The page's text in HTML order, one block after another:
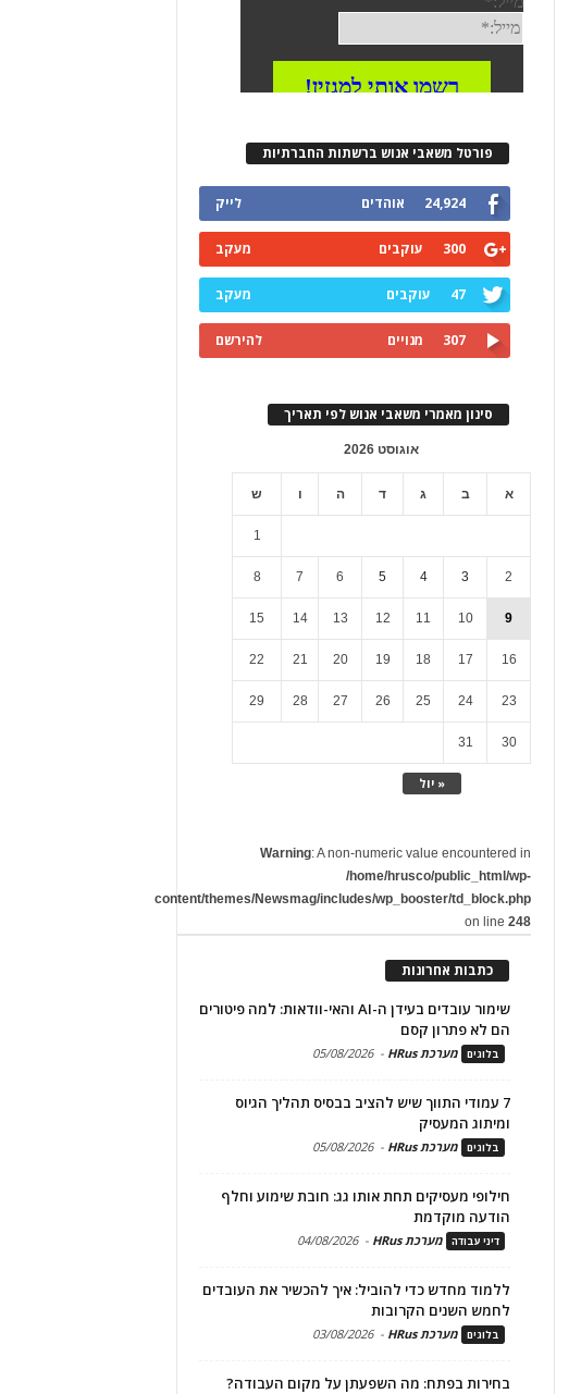
פורטל משאבי אנוש ברשתות החברתיות
24,924 אוהדים לייק
300 עוקבים מעקב
47 עוקבים מעקב
307 מנויים להירשם
סינון מאמרי משאבי אנוש לפי תאריך
אוגוסט 2026
א ב ג ד ה ו ש
« יול
1
2
3
4
5
6
7
8
9
10
11
12
13
14
15
16
17
18
19
20
21
22
23
24
25
26
27
28
29
30
31
Warning: A non-numeric value encountered in
/home/hrusco/public_html/wp-
content/themes/Newsmag/includes/wp_booster/td_block.php
on line248
כתבות אחרונות
שימור עובדים בעידן ה-AI והאי-וודאות: למה פיטורים
הם לא פתרון קסם
בלוגים מערכת HRus -
05/08/2026
7 עמודי התווך שיש להציב בבסיס תהליך הגיוס
ומיתוג המעסיק
בלוגים מערכת HRus -
05/08/2026
חילופי מעסיקים תחת אותו גג: חובת שימוע וחלף
הודעה מוקדמת
דיני עבודה מערכת HRus -
04/08/2026
ללמוד מחדש כדי להוביל: איך להכשיר את העובדים
לחמש השנים הקרובות
בלוגים מערכת HRus -
03/08/2026
בחירות בפתח: מה השפעתן על מקום העבודה?